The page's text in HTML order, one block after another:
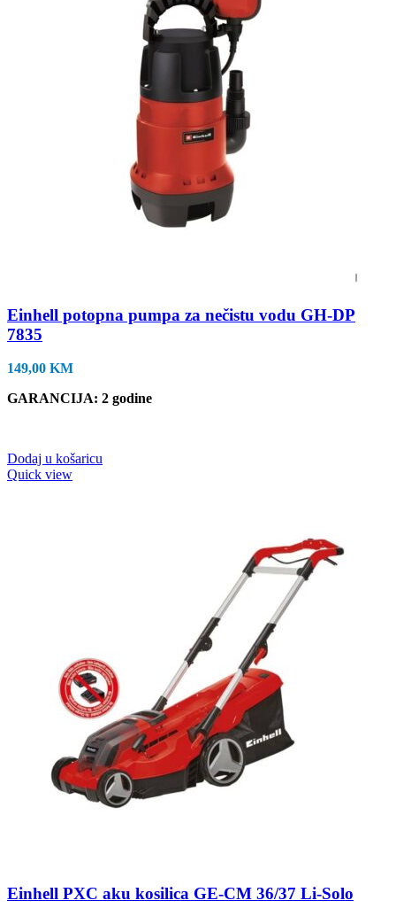
Einhell potopna pumpa za nečistu vodu GH-DP
7835
149,00 KM
GARANCIJA: 2 godine
Dodaj u košaricu
Quick view
Einhell PXC aku kosilica GE-CM 36/37 Li-Solo